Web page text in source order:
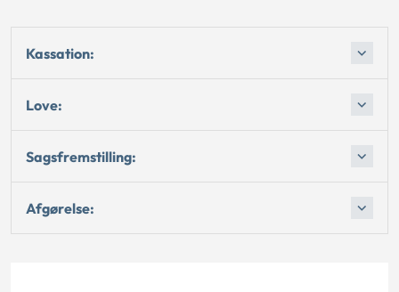
Kassation:
Love:
Sagsfremstilling:
Afgørelse: